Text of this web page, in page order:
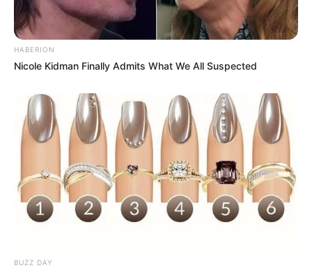
HABERION
Nicole Kidman Finally Admits What We All Suspected
BUZZ DAY